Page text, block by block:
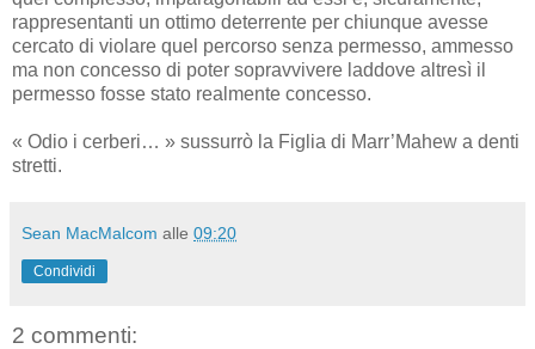
rappresentanti un ottimo deterrente per chiunque avesse
cercato di violare quel percorso senza permesso, ammesso
ma non concesso di poter sopravvivere laddove altresì il
permesso fosse stato realmente concesso.
« Odio i cerberi… » sussurrò la Figlia di Marr’Mahew a denti
stretti.
Sean MacMalcom alle 09:20
Condividi
2 commenti: